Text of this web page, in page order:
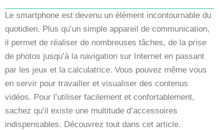
Le smartphone est devenu un élément incontournable du
quotidien. Plus qu’un simple appareil de communication,
il permet de réaliser de nombreuses tâches, de la prise
de photos jusqu’à la navigation sur Internet en passant
par les jeux et la calculatrice. Vous pouvez même vous
en servir pour travailler et visualiser des contenus
vidéos. Pour l’utiliser facilement et confortablement,
sachez qu’il existe une multitude d’accessoires
indispensables. Découvrez tout dans cet article.